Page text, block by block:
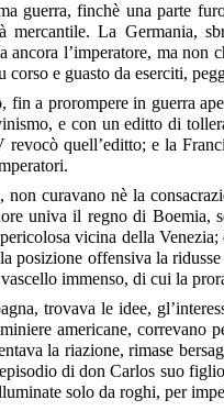
guerra, finchè una parte
mercantile. La Germania,
ancora l’imperatore, ma
e guasto da eserciti,
a prorompere in guerra
e con un editto di
quell’editto; e la
curavano nè la
univa il regno di Boemia,
vicina della
posizione offensiva la
immenso, di cui la
trovava le idee,
americane,
la riazione, rimase
di don Carlos suo
solo da roghi, per